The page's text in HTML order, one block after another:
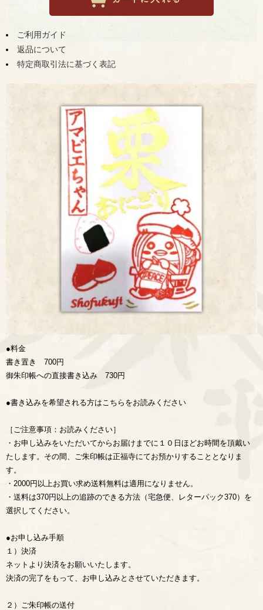
ご利用ガイド
返品について
特定商取引法に基づく表記
●料金
書き置き 700円
御朱印帳への直接書き込み 730円
●書き込みを希望される方はこちらをお読みください
［ご注意事項：お読みください］
・お申し込みをいただいてからお届けまでに１０日ほどお時間を頂戴い
たします。その間、ご朱印帳は正福寺にてお預かりすることとなりま
す。
・2000円以上お買い求め送料無料は適用になりません。
・送料は370円以上の追跡のできる方法（宅急便、レターパック370）を
選択してください。
●お申し込み手順
１）決済
ネットより決済をお願いいたします。
決済の完了をもって、お申し込みとさせていただきます。
２）ご朱印帳の送付